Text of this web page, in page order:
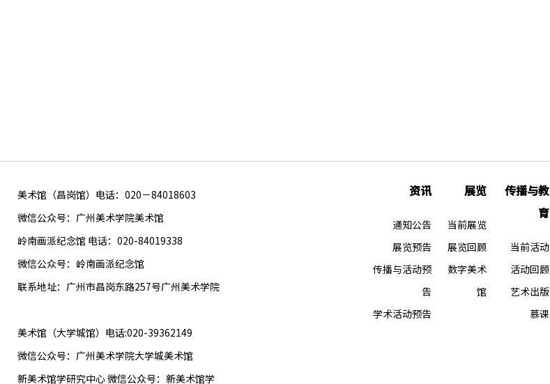
美术馆（昌岗馆）电话：020－84018603
微信公众号：广州美术学院美术馆
岭南画派纪念馆 电话：020-84019338
微信公众号：岭南画派纪念馆
联系地址：广州市昌岗东路257号广州美术学院
美术馆（大学城馆）电话:020-39362149
微信公众号：广州美术学院大学城美术馆
新美术馆学研究中心 微信公众号：新美术馆学
资讯
通知公告
展览预告
传播与活动预
告
学术活动预告
展览
当前展览
展览回顾
数字美术
馆
传播与教
育
当前活动
活动回顾
艺术出版
慕课